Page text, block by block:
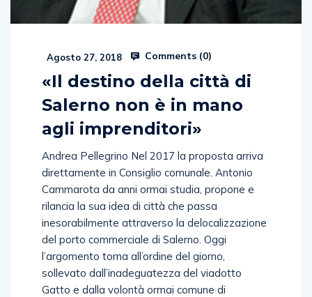
Agosto 27, 2018 Comments (0)
«Il destino della città di
Salerno non è in mano
agli imprenditori»
Andrea Pellegrino Nel 2017 la proposta arriva
direttamente in Consiglio comunale. Antonio
Cammarota da anni ormai studia, propone e
rilancia la sua idea di città che passa
inesorabilmente attraverso la delocalizzazione
del porto commerciale di Salerno. Oggi
l’argomento torna all’ordine del giorno,
sollevato dall’inadeguatezza del viadotto
Gatto e dalla volontà ormai comune di